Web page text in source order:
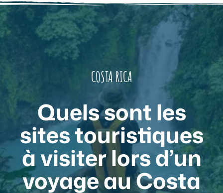
COSTA RICA
Quels sont les
sites touristiques
à visiter lors d’un
voyage au Costa